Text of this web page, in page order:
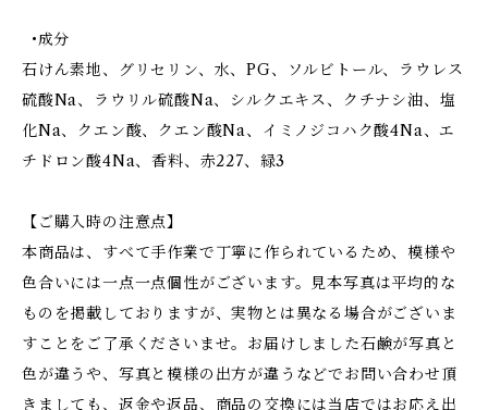
•成分
石けん素地、グリセリン、水、PG、ソルビトール、ラウレス
硫酸Na、ラウリル硫酸Na、シルクエキス、クチナシ油、塩
化Na、クエン酸、クエン酸Na、イミノジコハク酸4Na、エ
チドロン酸4Na、香料、赤227、緑3
【ご購入時の注意点】
本商品は、すべて手作業で丁寧に作られているため、模様や
色合いには一点一点個性がございます。見本写真は平均的な
ものを掲載しておりますが、実物とは異なる場合がございま
すことをご了承くださいませ。お届けしました石鹸が写真と
色が違うや、写真と模様の出方が違うなどでお問い合わせ頂
きましても、返金や返品、商品の交換には当店ではお応え出